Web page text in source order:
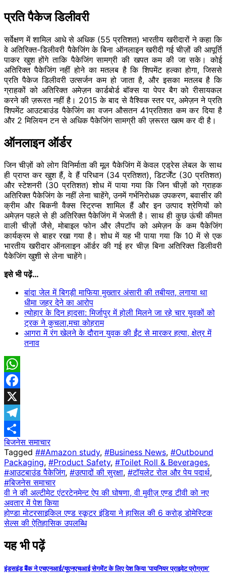
प्रति पैकेज डिलीवरी
सर्वेक्षण में शामिल आधे से अधिक (55 प्रतिशत) भारतीय खरीदारों ने कहा कि
वे अतिरिक्त-डिलीवरी पैकेजिंग के बिना ऑनलाइन खरीदी गई चीज़ों की आपूर्ति
पाकर खुश होंगे ताकि पैकेजिंग सामग्री की खपत कम की जा सके। कोई
अतिरिक्त पैकेजिंग नहीं होने का मतलब है कि शिपमेंट हल्का होगा, जिससे
प्रति पैकेज डिलीवरी उत्सर्जन कम हो जाता है, और इसका मतलब है कि
ग्राहकों को अतिरिक्त अमेज़न कार्डबोर्ड बॉक्स या पेपर बैग को रीसायकल
करने की ज़रूरत नहीं है। 2015 के बाद से वैश्विक स्तर पर, अमेज़न ने प्रति
शिपमेंट आउटबाउंड पैकेजिंग का वजन औसतन 41प्रतिशत कम कर दिया है
और 2 मिलियन टन से अधिक पैकेजिंग सामग्री की ज़रूरत खत्म कर दी है।
ऑनलाइन ऑर्डर
जिन चीज़ों को लोग विनिर्माता की मूल पैकेजिंग में केवल एड्रेस लेबल के साथ
ही प्राप्त कर खुश हैं, वे हैं परिधान (34 प्रतिशत), डिटर्जेंट (30 प्रतिशत)
और स्टेशनरी (30 प्रतिशत) शोध में पाया गया कि जिन चीज़ों को ग्राहक
अतिरिक्त पैकेजिंग के नहीं लेना चाहेंगे, उनमें गर्भनिरोधक उपकरण, बवासीर की
क्रीम और बिकनी वैक्स स्ट्रिप्स शामिल हैं और इन उत्पाद श्रेणियों को
अमेज़न पहले से ही अतिरिक्त पैकेजिंग में भेजती है। साथ ही कुछ ऊंची कीमत
वाली चीज़ों जैसे, मोबाइल फोन और लैपटॉप को अमेज़न के कम पैकेजिंग
कार्यक्रम से बाहर रखा गया है। शोध में यह भी पाया गया कि 10 में से एक
भारतीय खरीदार ऑनलाइन ऑर्डर की गई हर चीज़ बिना अतिरिक्त डिलीवरी
पैकेजिंग खुशी से लेना चाहेंगे।
इसे भी पढ़ें…
बांदा जेल में बिगड़ी माफिया मुख्तार अंसारी की तबीयत, लगाया था
धीमा जहर देने का आरोप
त्योहार के दिन हादसा: मिर्जापुर में होली मिलने जा रहे चार युवकों को
ट्रक ने कुचला,मचा कोहराम
आगरा में रंग खेलने के दौरान युवक की ईंट से मारकर हत्या, क्षेत्र में
तनाव
WhatsApp
Facebook
X
Telegram
Share
बिजनेस समाचार
Tagged ##Amazon study, #Business News, #Outbound
Packaging, #Product Safety, #Toilet Roll & Beverages,
#आउटबाउंड पैकेजिंग, #उत्पादों की सुरक्षा, #टॉयलेट रोल और पेय पदार्थ,
#बिजनेस समाचार
Post
navigation
वी ने की अल्टीमेट एंटरटेनमेन्ट ऐप की घोषणा, वी मुवीज़ एण्ड टीवी को नए
अवतार में पेश किया
होण्डा मोटरसाइकिल एण्ड स्कूटर इंडिया ने हासिल की 6 करोड़ डोमेस्टिक
सेल्स की ऐतिहासिक उपलब्धि
यह भी पढ़ें
इंडसइंड बैंक ने एचएनआई/यूएनएचआई सेगमेंट के लिए पेश किया ‘पायनियर प्राइवेट प्रोग्राम’